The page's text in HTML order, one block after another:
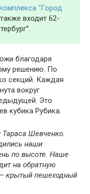
“Город
входит 62-
благодаря
решению. По
секций. Каждая
вокруг
Это
кубика Рубика.
Тараса Шевченко.
наши
по высоте. Наше
на обратную
крытый пешеходный